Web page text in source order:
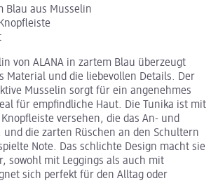
Blau aus Musselin
von ALANA in zartem Blau überzeugt
Material und die liebevollen Details. Der
Musselin sorgt für ein angenehmes
für empfindliche Haut. Die Tunika ist mit
versehen, die das An- und
die zarten Rüschen an den Schultern
Note. Das schlichte Design macht sie
sowohl mit Leggings als auch mit
sich perfekt für den Alltag oder